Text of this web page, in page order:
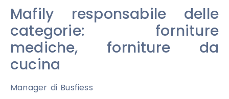
Mafily responsabile delle
categorie: forniture
mediche, forniture da
cucina
Manager di Busfiess